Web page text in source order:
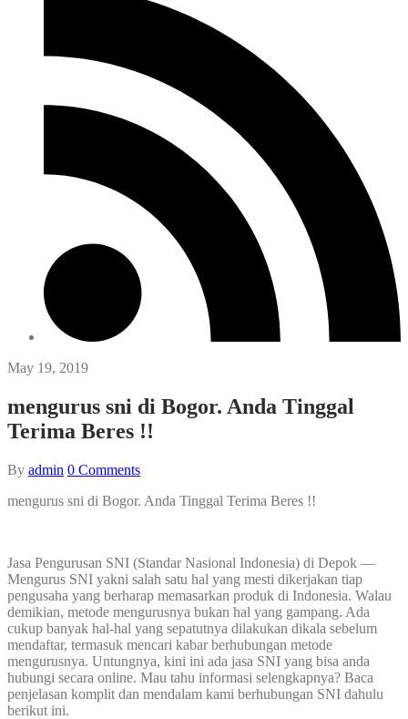
May 19, 2019
mengurus sni di Bogor. Anda Tinggal
Terima Beres !!
By admin 0 Comments
mengurus sni di Bogor. Anda Tinggal Terima Beres !!
Jasa Pengurusan SNI (Standar Nasional Indonesia) di Depok —
Mengurus SNI yakni salah satu hal yang mesti dikerjakan tiap
pengusaha yang berharap memasarkan produk di Indonesia. Walau
demikian, metode mengurusnya bukan hal yang gampang. Ada
cukup banyak hal-hal yang sepatutnya dilakukan dikala sebelum
mendaftar, termasuk mencari kabar berhubungan metode
mengurusnya. Untungnya, kini ini ada jasa SNI yang bisa anda
hubungi secara online. Mau tahu informasi selengkapnya? Baca
penjelasan komplit dan mendalam kami berhubungan SNI dahulu
berikut ini.